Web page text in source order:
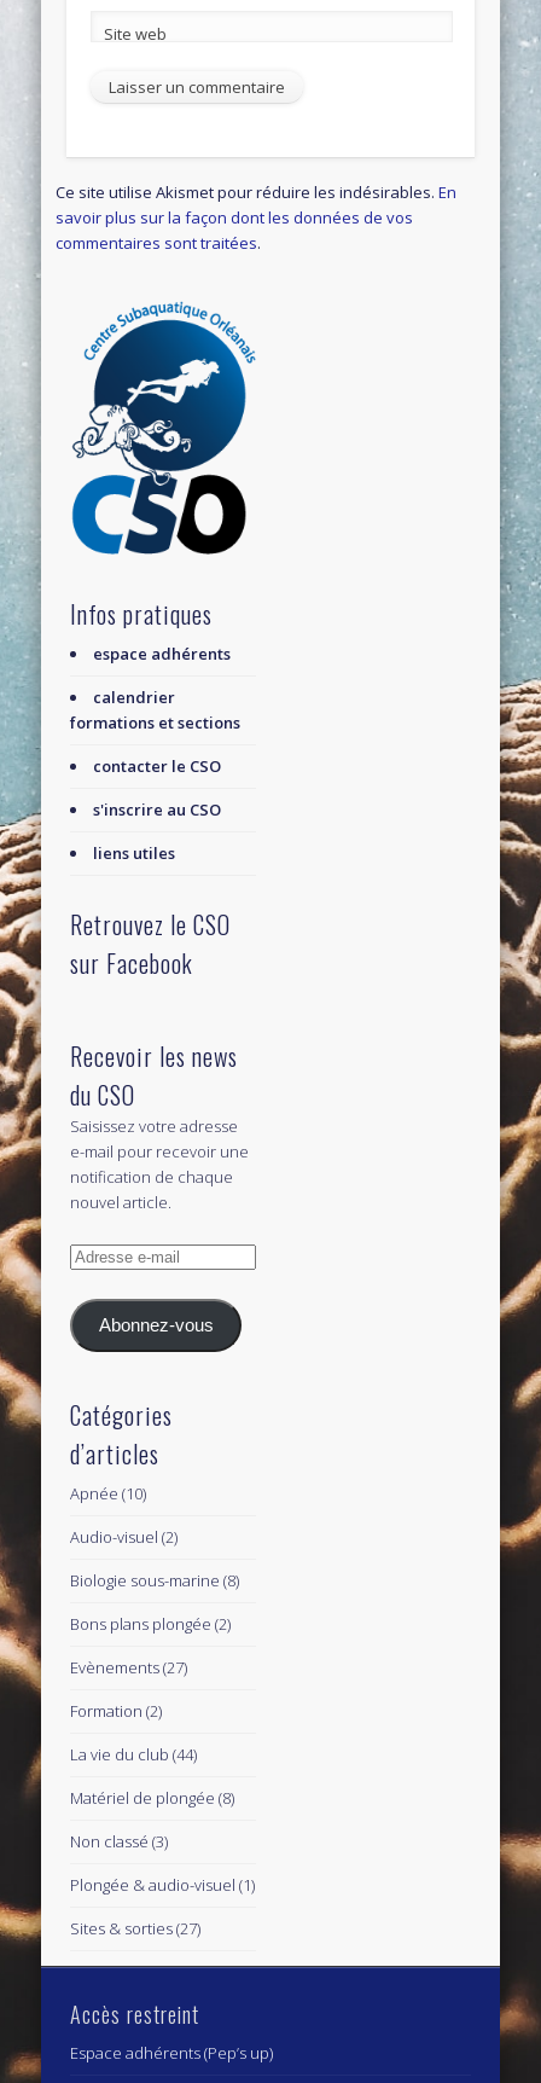
Site web
Ce site utilise Akismet pour réduire les indésirables.En
savoir plus sur la façon dont les données de vos
commentaires sont traitées.
Infos pratiques
espace adhérents
calendrier
formations et sections
contacter le CSO
s'inscrire au CSO
liens utiles
Retrouvez le CSO
sur Facebook
Recevoir les news
du CSO
Saisissez votre adresse
e-mail pour recevoir une
notification de chaque
nouvel article.
Adresse
mail
Abonnez-vous
Catégories
d’articles
Apnée (10)
Audio-visuel (2)
Biologie sous-marine (8)
Bons plans plongée (2)
Evènements(27)
Formation (2)
La vie du club (44)
Matériel de plongée (8)
Non classé (3)
Plongée & audio-visuel (1)
Sites & sorties(27)
Accès restreint
Espace adhérents (Pep’s up)